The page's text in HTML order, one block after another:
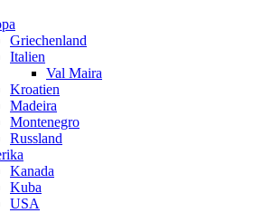
Griechenland
Italien
Val Maira
Kroatien
Madeira
Montenegro
Russland
Kanada
Kuba
USA